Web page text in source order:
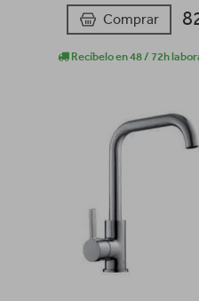
Comprar
Recíbelo en 48 / 72h